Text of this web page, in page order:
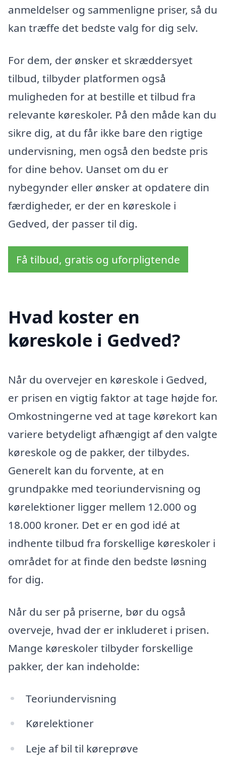
anmeldelser og sammenligne priser, så du
kan træffe det bedste valg for dig selv.
For dem, der ønsker et skræddersyet
tilbud, tilbyder platformen også
muligheden for at bestille et tilbud fra
relevante køreskoler. På den måde kan du
sikre dig, at du får ikke bare den rigtige
undervisning, men også den bedste pris
for dine behov. Uanset om du er
nybegynder eller ønsker at opdatere din
færdigheder, er der en køreskole i
Gedved, der passer til dig.
Få tilbud, gratis og uforpligtende
Hvad koster en
køreskole i Gedved?
Når du overvejer en køreskole i Gedved,
er prisen en vigtig faktor at tage højde for.
Omkostningerne ved at tage kørekort kan
variere betydeligt afhængigt af den valgte
køreskole og de pakker, der tilbydes.
Generelt kan du forvente, at en
grundpakke med teoriundervisning og
kørelektioner ligger mellem 12.000 og
18.000 kroner. Det er en god idé at
indhente tilbud fra forskellige køreskoler i
området for at finde den bedste løsning
for dig.
Når du ser på priserne, bør du også
overveje, hvad der er inkluderet i prisen.
Mange køreskoler tilbyder forskellige
pakker, der kan indeholde:
Teoriundervisning
Kørelektioner
Leje af bil til køreprøve